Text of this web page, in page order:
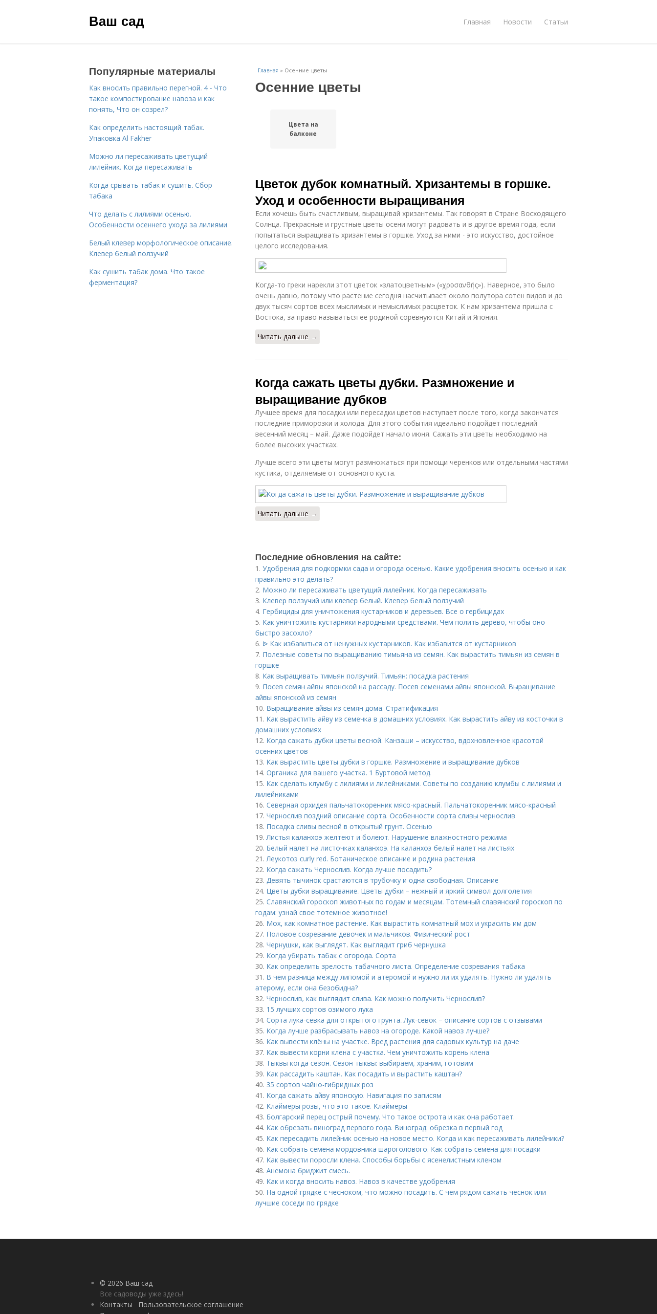
Ваш сад Главная Новости Статьи
Главная » Осенние цветы
Осенние цветы
Цвета на
балконе
Цветок дубок комнатный. Хризантемы в горшке.
Уход и особенности выращивания
Если хочешь быть счастливым, выращивай хризантемы. Так говорят в Стране Восходящего
Солнца. Прекрасные и грустные цветы осени могут радовать и в другое время года, если
попытаться выращивать хризантемы в горшке. Уход за ними - это искусство, достойное
целого исследования.
Когда-то греки нарекли этот цветок «златоцветным» («χρῡσανθής»). Наверное, это было
очень давно, потому что растение сегодня насчитывает около полутора сотен видов и до
двух тысяч сортов всех мыслимых и немыслимых расцветок. К нам хризантема пришла с
Востока, за право называться ее родиной соревнуются Китай и Япония.
Читать дальше →
Когда сажать цветы дубки. Размножение и
выращивание дубков
Лучшее время для посадки или пересадки цветов наступает после того, когда закончатся
последние приморозки и холода. Для этого события идеально подойдет последний
весенний месяц – май. Даже подойдет начало июня. Сажать эти цветы необходимо на
более высоких участках.
Лучше всего эти цветы могут размножаться при помощи черенков или отдельными частями
кустика, отделяемые от основного куста.
Читать дальше →
Последние обновления на сайте:
1. Удобрения для подкормки сада и огорода осенью. Какие удобрения вносить осенью и как
правильно это делать?
2. Можно ли пересаживать цветущий лилейник. Когда пересаживать
3. Клевер ползучий или клевер белый. Клевер белый ползучий
4. Гербициды для уничтожения кустарников и деревьев. Все о гербицидах
5. Как уничтожить кустарники народными средствами. Чем полить дерево, чтобы оно
быстро засохло?
6. ᐉ Как избавиться от ненужных кустарников. Как избавится от кустарников
7. Полезные советы по выращиванию тимьяна из семян. Как вырастить тимьян из семян в
горшке
8. Как выращивать тимьян ползучий. Тимьян: посадка растения
9. Посев семян айвы японской на рассаду. Посев семенами айвы японской. Выращивание
айвы японской из семян
10. Выращивание айвы из семян дома. Стратификация
11. Как вырастить айву из семечка в домашних условиях. Как вырастить айву из косточки в
домашних условиях
12. Когда сажать дубки цветы весной. Канзаши – искусство, вдохновленное красотой
осенних цветов
13. Как вырастить цветы дубки в горшке. Размножение и выращивание дубков
14. Органика для вашего участка. 1 Буртовой метод.
15. Как сделать клумбу с лилиями и лилейниками. Советы по созданию клумбы с лилиями и
лилейниками
16. Северная орхидея пальчатокоренник мясо-красный. Пальчатокоренник мясо-красный
17. Чернослив поздний описание сорта. Особенности сорта сливы чернослив
18. Посадка сливы весной в открытый грунт. Осенью
19.Листья каланхоэ желтеют и болеют. Нарушение влажностного режима
20. Белый налет на листочках каланхоэ. На каланхоэ белый налет на листьях
21.Леукотоэ curly red. Ботаническое описание и родина растения
22. Когда сажать Чернослив. Когда лучше посадить?
23. Девять тычинок срастаются в трубочку и одна свободная. Описание
24. Цветы дубки выращивание. Цветы дубки – нежный и яркий символ долголетия
25. Славянский гороскоп животных по годам и месяцам. Тотемный славянский гороскоп по
годам: узнай свое тотемное животное!
26. Мох, как комнатное растение. Как вырастить комнатный мох и украсить им дом
27. Половое созревание девочек и мальчиков. Физический рост
28. Чернушки, как выглядят. Как выглядит гриб чернушка
29. Когда убирать табак с огорода. Сорта
30. Как определить зрелость табачного листа. Определение созревания табака
31. В чем разница между липомой и атеромой и нужно ли их удалять. Нужно ли удалять
атерому, если она безобидна?
32. Чернослив, как выглядит слива. Как можно получить Чернослив?
33. 15 лучших сортов озимого лука
34. Сорта лука-севка для открытого грунта. Лук-севок – описание сортов с отзывами
35. Когда лучше разбрасывать навоз на огороде. Какой навоз лучше?
36. Как вывести клёны на участке. Вред растения для садовых культур на даче
37. Как вывести корни клена с участка. Чем уничтожить корень клена
38. Тыквы когда сезон. Сезон тыквы: выбираем, храним, готовим
39. Как рассадить каштан. Как посадить и вырастить каштан?
40. 35 сортов чайно-гибридных роз
41. Когда сажать айву японскую. Навигация по записям
42. Клаймеры розы, что это такое. Клаймеры
43. Болгарский перец острый почему. Что такое острота и как она работает.
44. Как обрезать виноград первого года. Виноград: обрезка в первый год
45. Как пересадить лилейник осенью на новое место. Когда и как пересаживать лилейники?
46. Как собрать семена мордовника шароголового. Как собрать семена для посадки
47. Как вывести поросли клена. Способы борьбы с ясенелистным кленом
48. Анемона бриджит смесь.
49. Как и когда вносить навоз. Навоз в качестве удобрения
50. На одной грядке с чесноком, что можно посадить. С чем рядом сажать чеснок или
лучшие соседи по грядке
Популярные материалы
Как вносить правильно перегной. 4 - Что
такое компостирование навоза и как
понять, Что он созрел?
Как определить настоящий табак.
Упаковка Al Fakher
Можно ли пересаживать цветущий
лилейник. Когда пересаживать
Когда срывать табак и сушить. Сбор
табака
Что делать с лилиями осенью.
Особенности осеннего ухода за лилиями
Белый клевер морфологическое описание.
Клевер белый ползучий
Как сушить табак дома. Что такое
ферментация?
© 2026 Ваш сад
Все садоводы уже здесь!
Контакты
Пользовательское соглашение